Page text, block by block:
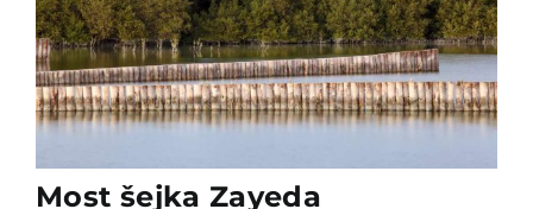
Most šejka Zayeda